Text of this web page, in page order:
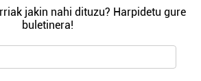
jakin nahi dituzu? Harpidetu gure
buletinera!